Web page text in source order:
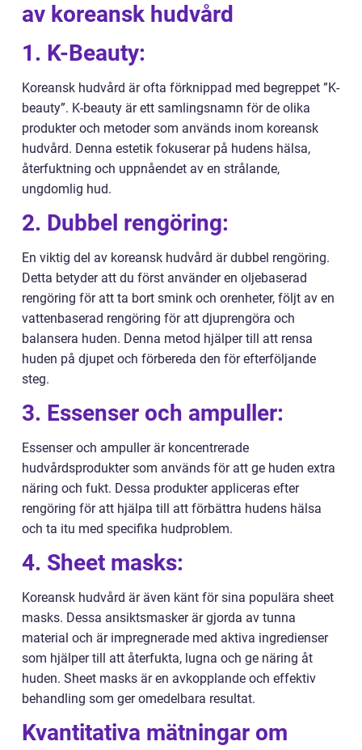
av koreansk hudvård
1. K-Beauty:
Koreansk hudvård är ofta förknippad med begreppet ”K-
beauty”. K-beauty är ett samlingsnamn för de olika
produkter och metoder som används inom koreansk
hudvård. Denna estetik fokuserar på hudens hälsa,
återfuktning och uppnåendet av en strålande,
ungdomlig hud.
2. Dubbel rengöring:
En viktig del av koreansk hudvård är dubbel rengöring.
Detta betyder att du först använder en oljebaserad
rengöring för att ta bort smink och orenheter, följt av en
vattenbaserad rengöring för att djuprengöra och
balansera huden. Denna metod hjälper till att rensa
huden på djupet och förbereda den för efterföljande
steg.
3. Essenser och ampuller:
Essenser och ampuller är koncentrerade
hudvårdsprodukter som används för att ge huden extra
näring och fukt. Dessa produkter appliceras efter
rengöring för att hjälpa till att förbättra hudens hälsa
och ta itu med specifika hudproblem.
4. Sheet masks:
Koreansk hudvård är även känt för sina populära sheet
masks. Dessa ansiktsmasker är gjorda av tunna
material och är impregnerade med aktiva ingredienser
som hjälper till att återfukta, lugna och ge näring åt
huden. Sheet masks är en avkopplande och effektiv
behandling som ger omedelbara resultat.
Kvantitativa mätningar om